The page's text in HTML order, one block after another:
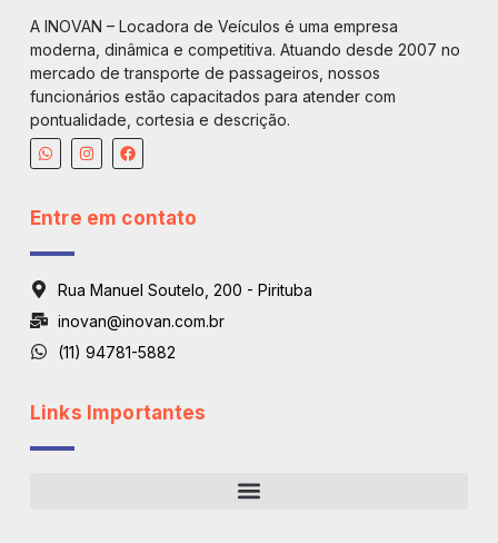
A INOVAN – Locadora de Veículos é uma empresa
moderna, dinâmica e competitiva. Atuando desde 2007 no
mercado de transporte de passageiros, nossos
funcionários estão capacitados para atender com
pontualidade, cortesia e descrição.
Entre em contato
Rua Manuel Soutelo, 200 - Pirituba
inovan@inovan.com.br
(11) 94781-5882
Links Importantes